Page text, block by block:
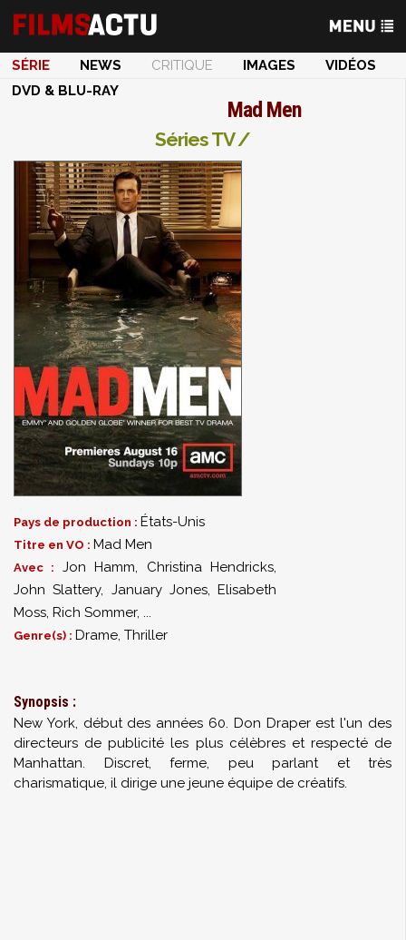
SÉRIE NEWS CRITIQUE IMAGES
VIDÉOS
DVD & BLU-RAY
Mad Men
Séries TV /
Pays de production : États-Unis
Titre en VO : Mad Men
Avec : Jon Hamm, Christina Hendricks,
John Slattery, January Jones, Elisabeth
Moss, Rich Sommer, ...
Genre(s) : Drame, Thriller
Synopsis :
New York, début des années 60. Don Draper est l'un des
directeurs de publicité les plus célèbres et respecté de
Manhattan. Discret, ferme, peu parlant et très
charismatique, il dirige une jeune équipe de créatifs.